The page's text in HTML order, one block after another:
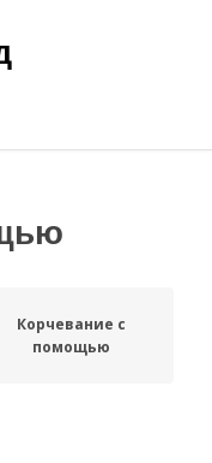
Корчевание с
помощью